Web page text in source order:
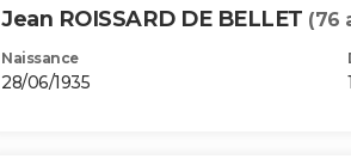
Jean ROISSARD DE BELLET (76
Naissance
28/06/1935